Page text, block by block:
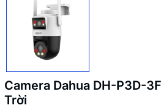
Camera Dahua DH-P3D-
Trời